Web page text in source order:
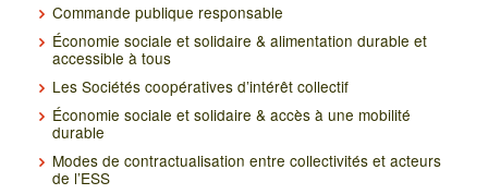
Commande publique responsable
Économie sociale et solidaire & alimentation durable et
accessible à tous
Les Sociétés coopératives d’intérêt collectif
Économie sociale et solidaire & accès à une mobilité
durable
Modes de contractualisation entre collectivités et acteurs
de l’ESS